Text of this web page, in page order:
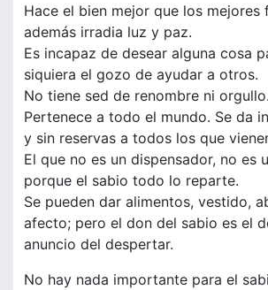
Hace el bien mejor que los mejores
además irradia luz y paz.
Es incapaz de desear alguna cosa
siquiera el gozo de ayudar a otros.
No tiene sed de renombre ni orgullo.
Pertenece a todo el mundo. Se da
y sin reservas a todos los que
El que no es un dispensador, no es
porque el sabio todo lo reparte.
Se pueden dar alimentos, vestido,
afecto; pero el don del sabio es el
anuncio del despertar.
No hay nada importante para el